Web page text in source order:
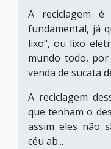
A reciclagem é
fundamental, já
lixo", ou lixo
mundo todo,
venda de sucata
A reciclagem
que tenham o
assim eles não
céu ab...